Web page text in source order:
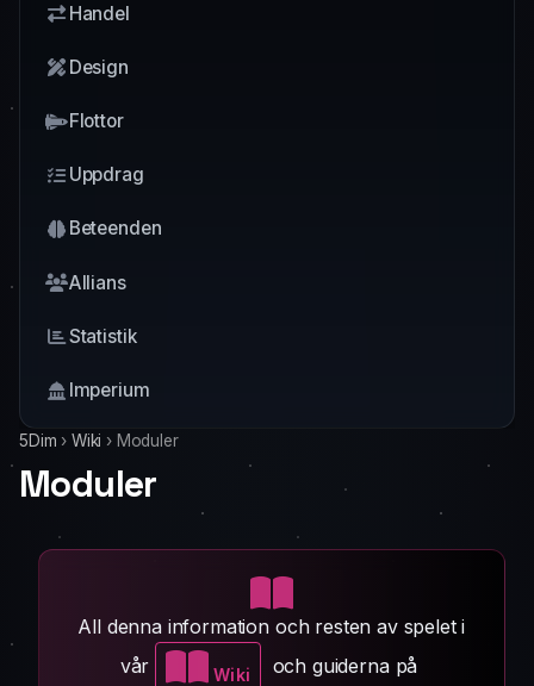
Handel
Design
Flottor
Uppdrag
Beteenden
Allians
Statistik
Imperium
5Dim › Wiki › Moduler
Moduler
All denna information och resten av spelet i
vår
Wiki och guiderna på